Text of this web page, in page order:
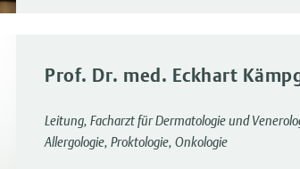
Prof. Dr. med. Eckhart
Leitung, Facharzt für Dermatologie und
Allergologie, Proktologie, Onkologie